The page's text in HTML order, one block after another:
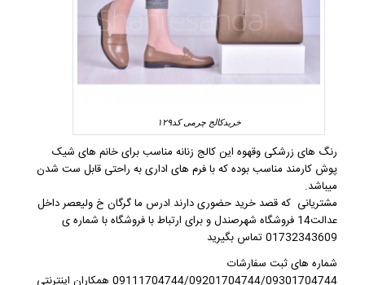
خریدکالج چرمی کد۱۲۹
رنگ های زرشکی وقهوه اینکالج زنانهمناسب برای خانم های شیک
پوش کارمند مناسب بوده که با فرم های اداری به راحتی قابل ست شدن
میباشد.
مشتریانی که قصد خرید حضوری دارند ادرس ما گرگان خ ولیعصر داخل
عدالت14 فروشگاه شهرصندل و برای ارتباط با فروشگاه با شماره ی
01732343609 تماس بگیرید
شماره های ثبت سفارشات
09111704744/09201704744/09301704744 همکاران اینترنتی